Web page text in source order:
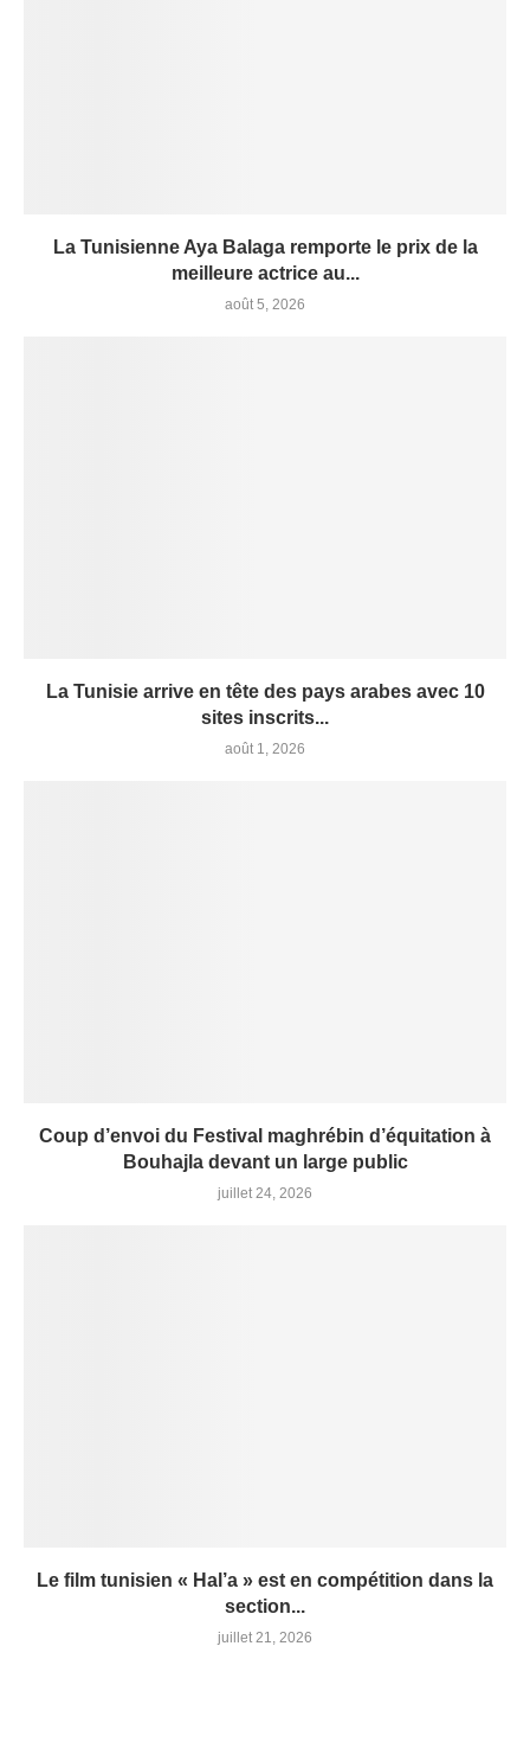
La Tunisienne Aya Balaga remporte le prix de la
meilleure actrice au...
août 5, 2026
La Tunisie arrive en tête des pays arabes avec 10
sites inscrits...
août 1, 2026
Coup d’envoi du Festival maghrébin d’équitation à
Bouhajla devant un large public
juillet 24, 2026
Le film tunisien « Hal’a » est en compétition dans la
section...
juillet 21, 2026